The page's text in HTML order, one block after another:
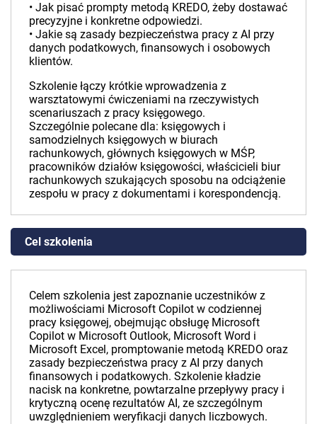
• Jak pisać prompty metodą KREDO, żeby dostawać
precyzyjne i konkretne odpowiedzi.
• Jakie są zasady bezpieczeństwa pracy z AI przy
danych podatkowych, finansowych i osobowych
klientów.
Szkolenie łączy krótkie wprowadzenia z
warsztatowymi ćwiczeniami na rzeczywistych
scenariuszach z pracy księgowego.
Szczególnie polecane dla: księgowych i
samodzielnych księgowych w biurach
rachunkowych, głównych księgowych w MŚP,
pracowników działów księgowości, właścicieli biur
rachunkowych szukających sposobu na odciążenie
zespołu w pracy z dokumentami i korespondencją.
Cel szkolenia
Celem szkolenia jest zapoznanie uczestników z
możliwościami Microsoft Copilot w codziennej
pracy księgowej, obejmując obsługę Microsoft
Copilot w Microsoft Outlook, Microsoft Word i
Microsoft Excel, promptowanie metodą KREDO oraz
zasady bezpieczeństwa pracy z AI przy danych
finansowych i podatkowych. Szkolenie kładzie
nacisk na konkretne, powtarzalne przepływy pracy i
krytyczną ocenę rezultatów AI, ze szczególnym
uwzględnieniem weryfikacji danych liczbowych.